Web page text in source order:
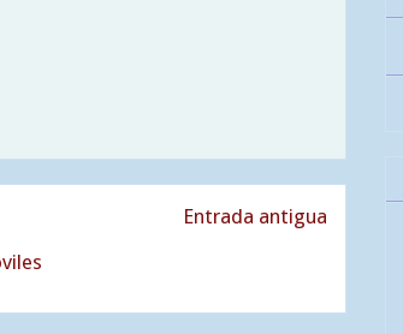
Entrada antigua